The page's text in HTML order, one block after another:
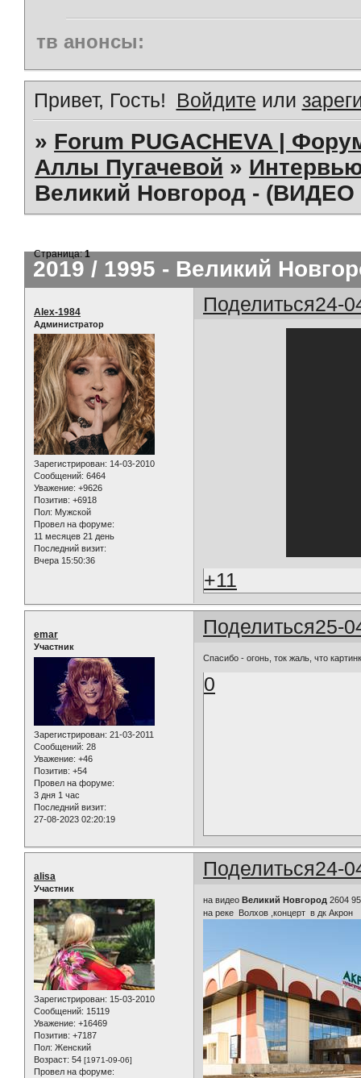
тв анонсы:
Привет, Гость! Войдите или
» Forum PUGACHEVA |
Аллы Пугачевой »
Великий Новгород - (ВИДЕО
2019 / 1995 - Великий
Страница:1
Поделиться24-
Alex-1984
Администратор
Зарегистрирован: 14-03-2010
Сообщений: 6464
Уважение: +9626
Позитив: +6918
Пол: Мужской
Провел на форуме:
11 месяцев 21 день
Последний визит:
Вчера 15:50:36
+11
Поделиться25-
emar
Участник
Зарегистрирован: 21-03-2011
Сообщений: 28
Уважение: +46
Позитив: +54
Провел на форуме:
3 дня 1 час
Последний визит:
27-08-2023 02:20:19
Спасибо - огонь, ток жаль, что
0
Поделиться24-
alisa
Участник
Зарегистрирован: 15-03-2010
Сообщений: 15119
Уважение: +16469
Позитив: +7187
Пол: Женский
Возраст: 54 [1971-09-06]
Провел на форуме:
на видеоВеликий Новгород 2604
на реке Волхов ,концерт в дк Акрон